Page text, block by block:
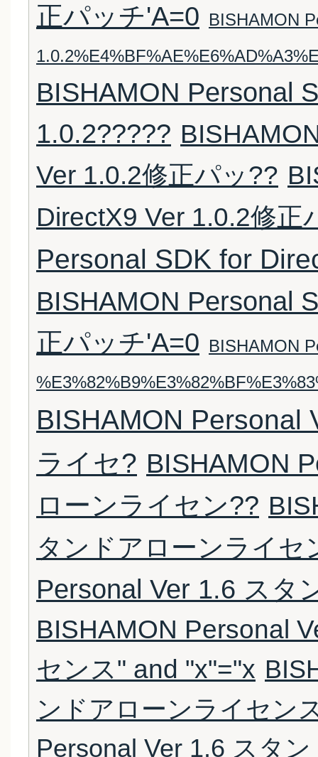
正パッチ'A=0 BISHAMON
BISHAMON Personal
1.0.2?????
Ver 1.0.2修正パッ??
DirectX9 Ver 1.0.2修正
Personal SDK for
BISHAMON Personal
正パッチ'A=0 BISHAMON
BISHAMON Personal
ライセ? BISHAMON
ローンライセン??
タンドアローンライセ
Personal Ver 1.6 スタ
BISHAMON Personal
センス" and "x"="x
ンドアローンライセン
Personal Ver 1.6 スタ